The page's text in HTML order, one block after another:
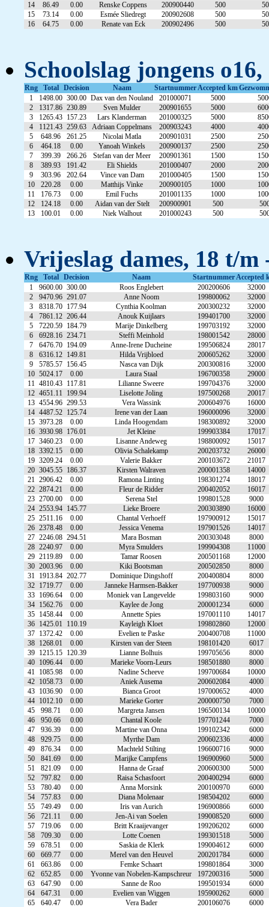
14
86.49 0.00 Renske Coppens 200900440 500
15
73.14 0.00 Esmée Sliedregt 200902608 500
16
64.75 0.00 Renate van Eck 200902496 500
Schoolslag jongens
Rng Total Decision Naam StartnummerAccepted km
1
1498.00 300.00 Dax van den Nouland 201000071 5000
2
1317.86 230.89 Sven Mulder 200901655 5000
3
1265.43 157.23 Lars Klanderman 201000325 5000
4
1121.43 259.63 Adriaan Coppelmans 200903243 4000
5
648.96 261.25 Nicolai Matla 200901031 2500
6
464.18 0.00 Yanoah Winkels 200900137 2500
7
399.39 266.26 Stefan van der Meer 200901361 1500
8
389.93 191.42 Eli Shields 201000407 2000
9
303.96 202.64 Vince van Dam 201000405 1500
10
220.28 0.00 Matthijs Vinke 200900105 1000
11
176.73 0.00 Emil Fuchs 201001135 1000
12
124.18 0.00 Aidan van der Stelt 200900901 500
13
100.01 0.00 Niek Walhout 201000243 500
Vrijeslag dames, 18 t/m
Rng Total Decision Naam StartnummerAccepted
1
9600.00 300.00 Roos Englebert 200200606
32000
2
9470.96 291.07 Anne Noom 199800062
32000
3
8318.70 177.94 Cynthia Koolman 200300232
32000
4
7861.12 206.44 Anouk Kuijlaars 199401700
32000
5
7220.59 184.79 Marije Dinkelberg 199703192
32000
6
6928.16 234.71 Steffi Meinhold 198001542
28000
7
6476.70 194.09 Anne-Irene Ducheine 199506824
28017
8
6316.12 149.81 Hilda Vrijbloed 200605262
32000
9
5785.57 156.45 Nasca van Dijk 200300816
32000
10 5024.17 0.00 Laura Staal 196700358
29000
11 4810.43 117.81 Lilianne Sweere 199704376
32000
12 4651.11 199.94 Liselotte Joling 197500268
20017
13 4554.96 299.53 Vera Wassink 200604976
16000
14 4487.52 125.74 Irene van der Laan 196000096
32000
15 3973.28 0.00 Linda Hoogendam 198300892
32000
16 3930.98 176.01 Jet Kleine 199903384
17017
17 3460.23 0.00 Lisanne Andeweg 198800092
15017
18 3392.15 0.00 Olivia Schalekamp 200203732
26000
19 3209.24 0.00 Valerie Bakker 200103672
21017
20 3045.55 186.37 Kirsten Walraven 200001358
14000
21 2906.42 0.00 Ramona Linting 198301274
18017
22 2874.21 0.00 Fleur de Ridder 200402052
16017
23 2700.00 0.00 Serena Stel 199801528
9000
24 2553.94 145.77 Lieke Broere 200303890
16000
25 2511.16 0.00 Chantal Verhoeff 197900912
15017
26 2378.48 0.00 Jessica Venema 197901526
14017
27 2246.08 294.51 Mara Bosman 200303048
8000
28 2240.97 0.00 Myra Smulders 199904308
11000
29 2119.89 0.00 Tamar Roosen 200501168
12000
30 2003.96 0.00 Kiki Bootsman 200502850
8000
31 1913.84 202.77 Dominique Dingshoff 200400804
8000
32 1719.77 0.00 Janneke Harmsen-Bakker 197700938
9000
33 1696.64 0.00 Moniek van Langevelde 199803160
9000
34 1562.76 0.00 Kaylee de Jong 200001234
6000
35 1458.44 0.00 Annette Spies 197001110
14017
36 1425.01 110.19 Kayleigh Kloet 199802860
12000
37 1372.42 0.00 Evelien te Paske 200400708
11000
38 1268.01 0.00 Kirsten van der Steen 198101420
6017
39 1215.15 120.39 Lianne Bolhuis 199705656
8000
40 1096.44 0.00 Marieke Voorn-Leurs 198501880
8000
41 1085.98 0.00 Nadine Scheeve 199700684
10000
42 1058.73 0.00 Aniek Ausema 200602084
4000
43 1036.90 0.00 Bianca Groot 197000652
4000
44 1012.10 0.00 Marieke Gorter 200000750
7000
45
998.71 0.00 Margreta Jansen 196500134
10000
46
950.66 0.00 Chantal Koole 197701244
7000
47
936.39 0.00 Martine van Onna 199102342
6000
48
929.75 0.00 Myrthe Dam 200602336
4000
49
876.34 0.00 Machteld Stilting 196600716
9000
50
841.69 0.00 Marijke Campfens 196900960
5000
51
821.09 0.00 Hanna de Graaf 200600300
5000
52
797.82 0.00 Raisa Schasfoort 200400294
6000
53
780.40 0.00 Anna Morsink 200100970
6000
54
757.83 0.00 Diana Molenaar 198504202
6000
55
749.49 0.00 Iris van Aurich 196900866
6000
56
721.11 0.00 Jen-Ai van Soelen 199008520
6000
57
719.06 0.00 Britt Kraaijevanger 199206202
6000
58
709.30 0.00 Lotte Coenen 199301518
5000
59
678.51 0.00 Saskia de Klerk 199004612
6000
60
669.77 0.00 Merel van den Heuvel 200201784
6000
61
663.86 0.00 Femke Schaart 199801864
3000
62
652.85 0.00 Yvonne van Nobelen-Kampschreur 197200316
5000
63
647.90 0.00 Sanne de Roo 199501934
6000
64
647.31 0.00 Evelien van Wiggen 195900262
6000
65
640.47 0.00 Vera Bader 200106076 6000